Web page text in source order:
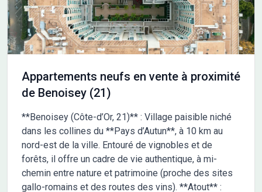
Appartements neufs en vente à proximité
de Benoisey (21)
**Benoisey (Côte-d’Or, 21)** : Village paisible niché
dans les collines du **Pays d’Autun**, à 10 km au
nord-est de la ville. Entouré de vignobles et de
forêts, il offre un cadre de vie authentique, à mi-
chemin entre nature et patrimoine (proche des sites
gallo-romains et des routes des vins). **Atout** :